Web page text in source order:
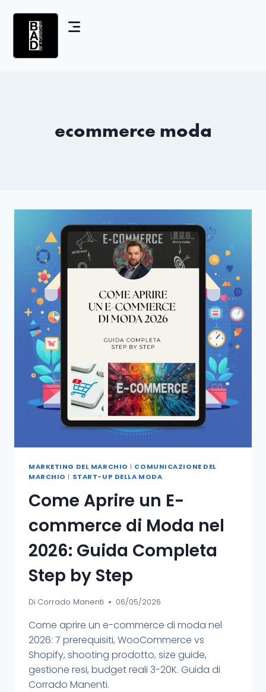
ecommerce moda
MARKETING DEL MARCHIO | COMUNICAZIONE DEL
MARCHIO | START-UP DELLA MODA
Come Aprire un E-
commerce di Moda nel
2026: Guida Completa
Step by Step
Di Corrado Manenti 06/05/2026
Come aprire un e-commerce di moda nel
2026: 7 prerequisiti, WooCommerce vs
Shopify, shooting prodotto, size guide,
gestione resi, budget reali 3-20K. Guida di
Corrado Manenti.